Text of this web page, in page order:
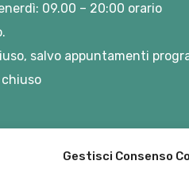
Gestisci Consenso
09.00 – 20:00 orario
salvo appuntamenti